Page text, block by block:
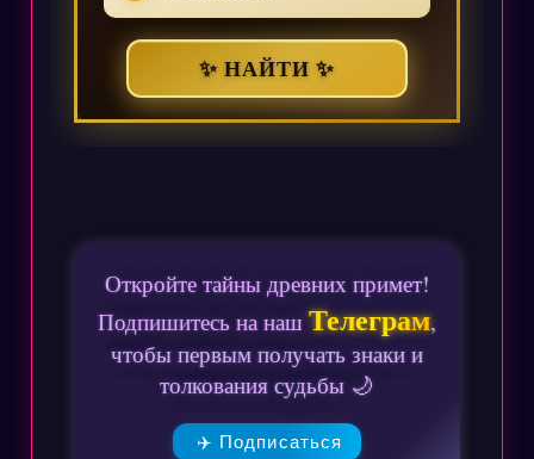
✨ НАЙТИ ✨
Откройте тайны древних примет!
Подпишитесь на нашТелеграм,
чтобы первым получать знаки и
толкования судьбы 🌙
✈️ Подписаться